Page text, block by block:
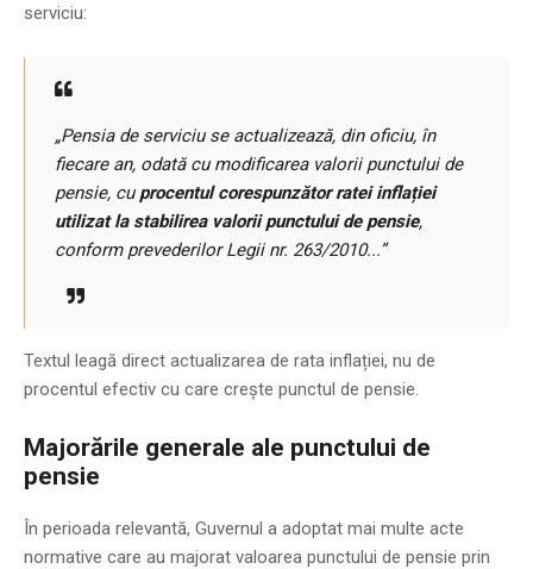
serviciu:
„Pensia de serviciu se actualizează, din oficiu, în
fiecare an, odată cu modificarea valorii punctului de
pensie, cuprocentul corespunzător ratei inflației
utilizat la stabilirea valorii punctului de pensie,
conform prevederilor Legii nr. 263/2010...”
Textul leagă direct actualizarea de rata inflației, nu de
procentul efectiv cu care crește punctul de pensie.
Majorările generale ale punctului de
pensie
În perioada relevantă, Guvernul a adoptat mai multe acte
normative care au majorat valoarea punctului de pensie prin